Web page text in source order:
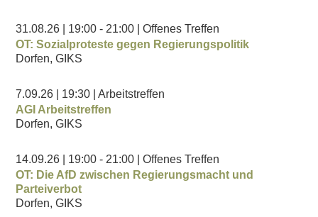
31.08.26 | 19:00 - 21:00
| Offenes Treffen
OT: Sozialproteste gegen Regierungspolitik
Dorfen, GIKS
7.09.26 | 19:30
| Arbeitstreffen
AGI Arbeitstreffen
Dorfen, GIKS
14.09.26 | 19:00 - 21:00
| Offenes Treffen
OT: Die AfD zwischen Regierungsmacht und
Parteiverbot
Dorfen, GIKS